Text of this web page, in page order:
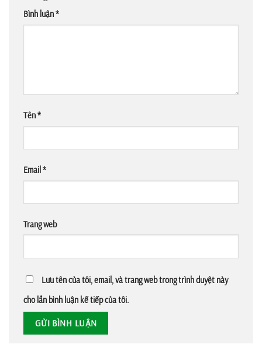
Bình luận*
Tên*
Email *
Trang web
Lưu tên của tôi, email, và trang web trong trình duyệt này
cho lần bình luận kế tiếp của tôi.